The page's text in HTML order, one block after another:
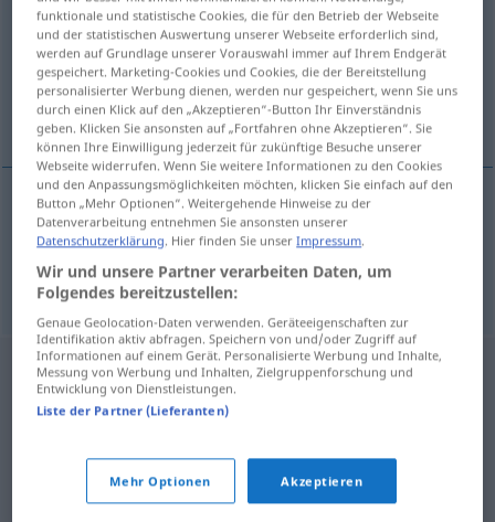
Übersicht aller Übersetzungen
(Für mehr Details die Übersetzung anklicken/antippen)
Kichern, Gekicher
Kichernn chichot
Gekichern chichot
funktionale und statistische Cookies, die für den Betrieb der Webseite
und der statistischen Auswertung unserer Webseite erforderlich sind,
werden auf Grundlage unserer Vorauswahl immer auf Ihrem Endgerät
gespeichert. Marketing-Cookies und Cookies, die der Bereitstellung
personalisierter Werbung dienen, werden nur gespeichert, wenn Sie uns
durch einen Klick auf den „Akzeptieren“-Button Ihr Einverständnis
geben. Klicken Sie ansonsten auf „Fortfahren ohne Akzeptieren“. Sie
können Ihre Einwilligung jederzeit für zukünftige Besuche unserer
Webseite widerrufen. Wenn Sie weitere Informationen zu den Cookies
und den Anpassungsmöglichkeiten möchten, klicken Sie einfach auf den
Button „Mehr Optionen“. Weitergehende Hinweise zu der
Datenverarbeitung entnehmen Sie ansonsten unserer
Datenschutzerklärung. Hier finden Sie unserImpressum.
Wir und unsere Partner verarbeiten Daten, um
Folgendes bereitzustellen:
Genaue Geolocation-Daten verwenden. Geräteeigenschaften zur
Identifikation aktiv abfragen. Speichern von und/oder Zugriff auf
Informationen auf einem Gerät. Personalisierte Werbung und Inhalte,
Messung von Werbung und Inhalten, Zielgruppenforschung und
Entwicklung von Dienstleistungen.
Liste der Partner (Lieferanten)
Mehr Optionen Akzeptieren